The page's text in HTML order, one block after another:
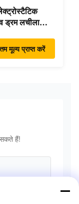
ड्रम लचीला
मूल्य प्राप्त करें
हैं!